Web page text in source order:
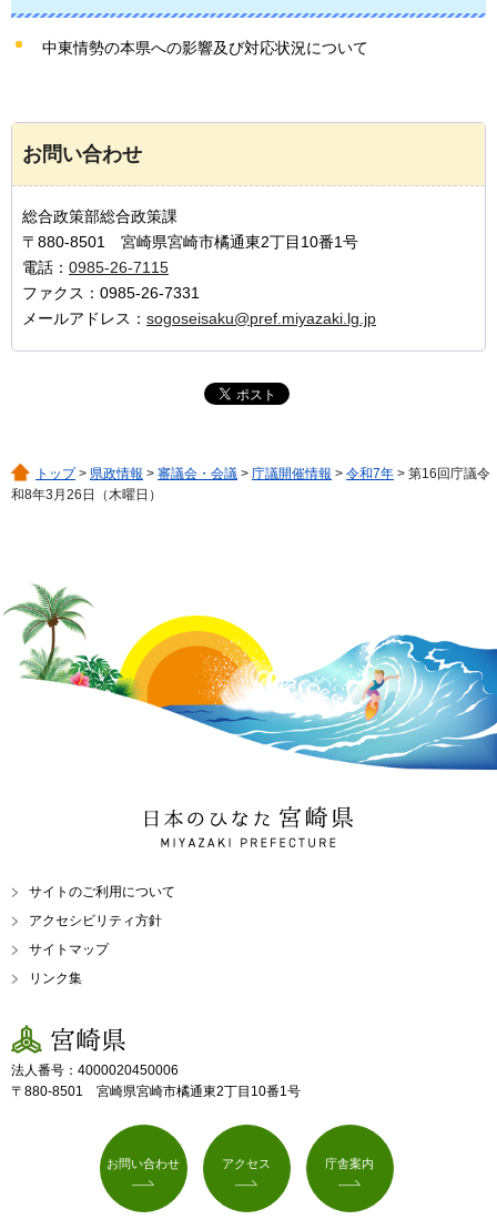
中東情勢の本県への影響及び対応状況について
お問い合わせ
総合政策部総合政策課
〒880-8501 宮崎県宮崎市橘通東2丁目10番1号
電話： 0985-26-7115
ファクス：0985-26-7331
メールアドレス： sogoseisaku@pref.miyazaki.lg.jp
トップ> 県政情報 > 審議会・会議 > 庁議開催情報 > 令和7年 > 第16回庁議令
和8年3月26日（木曜日）
日本のひなた 宮崎県
MIYAZAKI PREFECTURE
サイトのご利用について
アクセシビリティ方針
サイトマップ
リンク集
宮崎県
法人番号：4000020450006
〒880-8501 宮崎県宮崎市橘通東2丁目10番1号
お問い合わせ アクセス 庁舎案内